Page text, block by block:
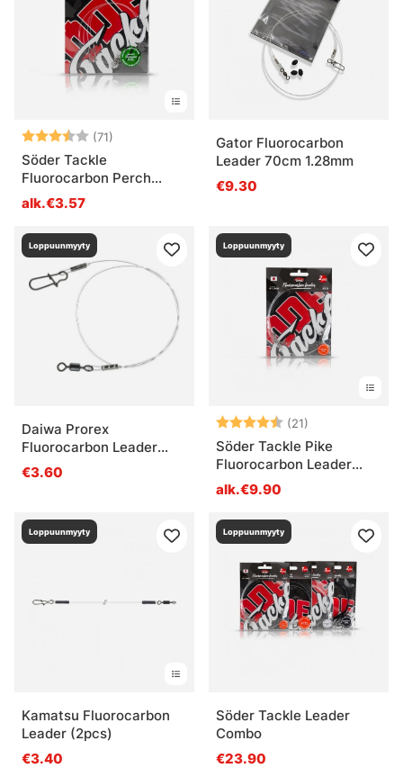
Arvio: (71)
3.7 5:sta tähdestä
Söder Tackle
Fluorocarbon Perch
Leader (2pcs)
alk.€3.57
Gator Fluorocarbon
Leader 70cm 1.28mm
€9.30
Loppuunmyyty
Daiwa Prorex
Fluorocarbon Leader
30cm 31kg/70lb
€3.60
Loppuunmyyty
Arvio: (21)
Söder Tackle Pike
Fluorocarbon Leader
(2pcs)
alk.€9.90
Loppuunmyyty
Kamatsu Fluorocarbon
Leader (2pcs)
€3.40
Loppuunmyyty
Söder Tackle Leader
Combo
€23.90